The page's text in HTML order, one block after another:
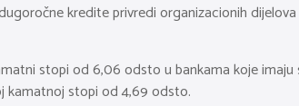
kredite privredi organizacionih
stopi od 6,06 odsto u bankama koje
kamatnoj stopi od 4,69 odsto.